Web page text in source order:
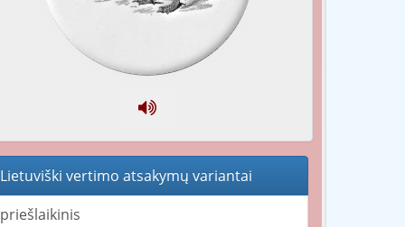
Lietuviški vertimo atsakymų variantai
priešlaikinis